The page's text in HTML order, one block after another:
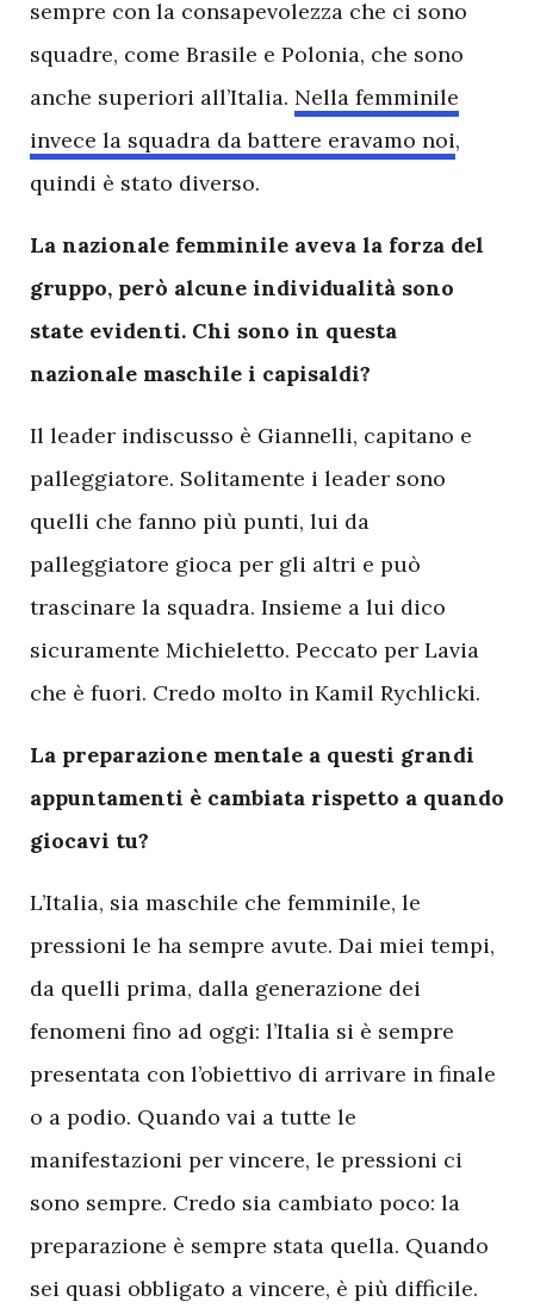
sempre con la consapevolezza che ci sono
squadre, come Brasile e Polonia, che sono
anche superiori all’Italia. Nella femminile
invece la squadra da battere eravamo noi,
quindi è stato diverso.
La nazionale femminile aveva la forza del
gruppo, però alcune individualità sono
state evidenti. Chi sono in questa
nazionale maschile i capisaldi?
Il leader indiscusso è Giannelli, capitano e
palleggiatore. Solitamente i leader sono
quelli che fanno più punti, lui da
palleggiatore gioca per gli altri e può
trascinare la squadra. Insieme a lui dico
sicuramente Michieletto. Peccato per Lavia
che è fuori. Credo molto in Kamil Rychlicki.
La preparazione mentale a questi grandi
appuntamenti è cambiata rispetto a quando
giocavi tu?
L’Italia, sia maschile che femminile, le
pressioni le ha sempre avute. Dai miei tempi,
da quelli prima, dalla generazione dei
fenomeni fino ad oggi: l’Italia si è sempre
presentata con l’obiettivo di arrivare in finale
o a podio. Quando vai a tutte le
manifestazioni per vincere, le pressioni ci
sono sempre. Credo sia cambiato poco: la
preparazione è sempre stata quella. Quando
sei quasi obbligato a vincere, è più difficile.